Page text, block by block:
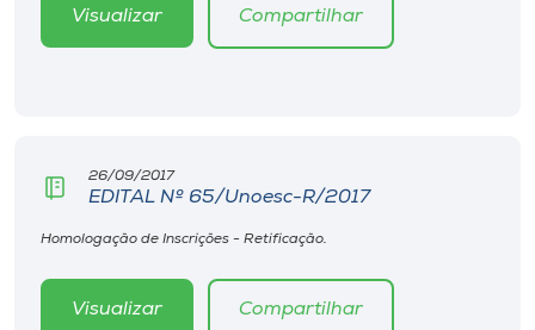
Visualizar Compartilhar
26/09/2017
EDITAL Nº 65/Unoesc-R/2017
Homologação de Inscrições - Retificação.
Visualizar Compartilhar